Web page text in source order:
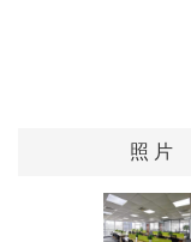
照 片